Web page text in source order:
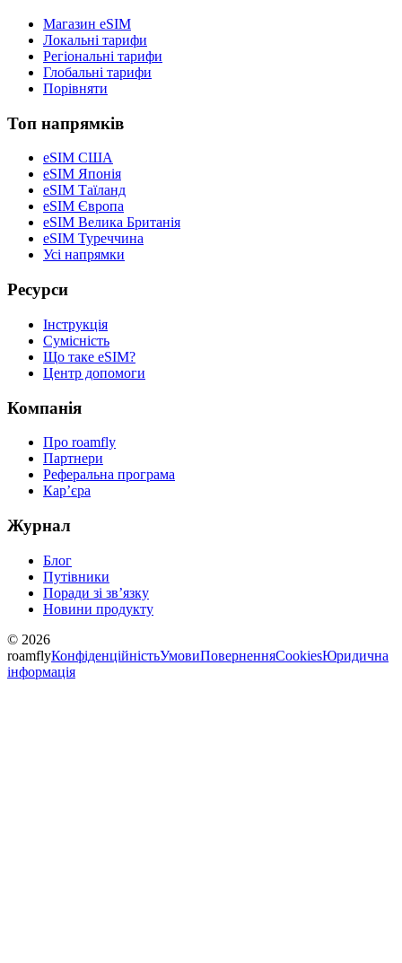
Магазин eSIM
Локальні тарифи
Регіональні тарифи
Глобальні тарифи
Порівняти
Топ напрямків
eSIM США
eSIM Японія
eSIM Таїланд
eSIM Європа
eSIM Велика Британія
eSIM Туреччина
Усі напрямки
Ресурси
Інструкція
Сумісність
Що таке eSIM?
Центр допомоги
Компанія
Про roamfly
Партнери
Реферальна програма
Карʼєра
Журнал
Блог
Путівники
Поради зі звʼязку
Новини продукту
© 2026
roamflyКонфіденційністьУмовиПоверненняCookiesЮридична
інформація